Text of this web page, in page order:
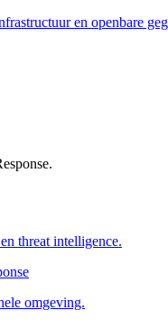
en openbare
threat intelligence.
omgeving.